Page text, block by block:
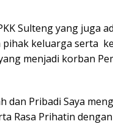
Sulteng yang juga
keluarga serta
menjadi korban
dan Pribadi Saya
Rasa Prihatin